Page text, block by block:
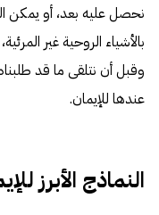
نحصل عليه بعد، أو يمكن
بالأشياء الروحية غير
وقبل أن نتلقى ما قد
عندها للإيمان.
النماذج الأبرز